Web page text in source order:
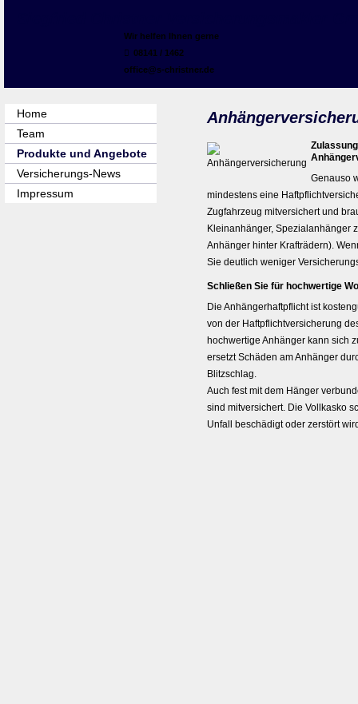
Wir helfen Ihnen gerne
08141 / 1462
office@s-christner.de
Home
Team
Produkte und Angebote
Versicherungs-News
Impressum
Genauso
mindestens eine
Zugfahrzeug mitversichert und
Kleinanhänger, Spezialanhänger
Anhänger hinter Krafträdern).
Sie deutlich weniger
Schließen Sie für hochwertige
Die Anhängerhaftpflicht ist
von der Haft­pflichtversicherung
hochwertige Anhänger kann sich
ersetzt Schäden am Anhänger
Blitzschlag.
Auch fest mit dem Hänger
sind mitversichert. Die Vollkasko
Unfall beschädigt oder zerstört